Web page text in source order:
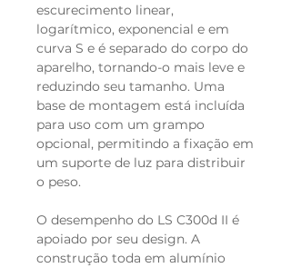
escurecimento linear,
logarítmico, exponencial e em
curva S e é separado do corpo do
aparelho, tornando-o mais leve e
reduzindo seu tamanho. Uma
base de montagem está incluída
para uso com um grampo
opcional, permitindo a fixação em
um suporte de luz para distribuir
o peso.
O desempenho do LS C300d II é
apoiado por seu design. A
construção toda em alumínio